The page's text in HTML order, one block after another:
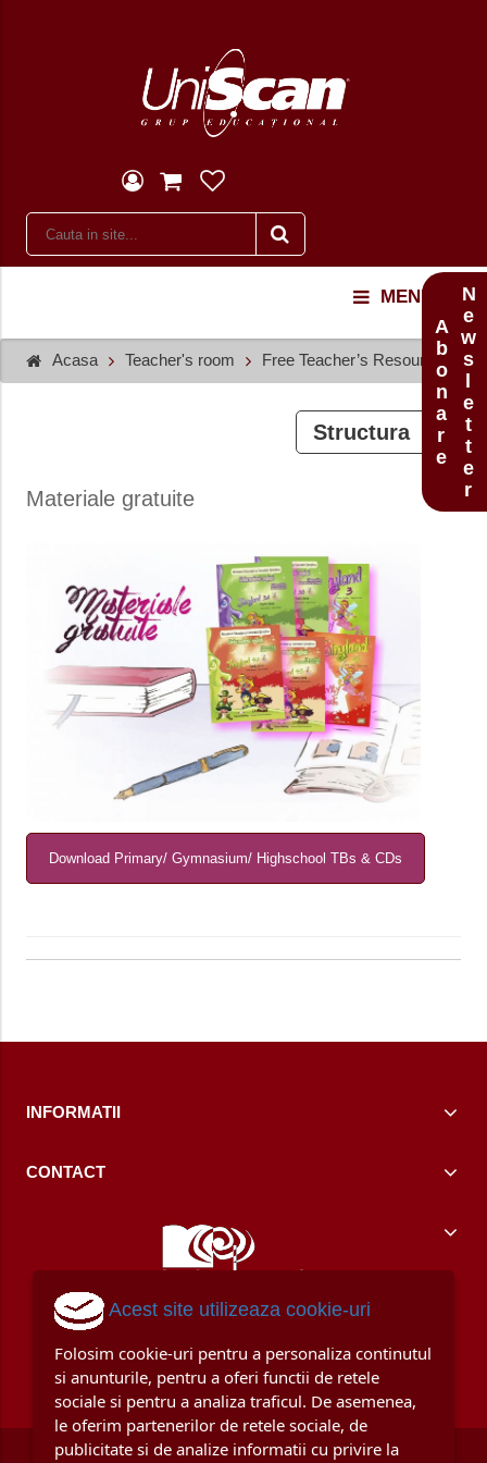
MENU
Acasa Teacher's room Free Teacher’s Resources
Structura
Materiale gratuite
Download Primary/ Gymnasium/ Highschool TBs & CDs
INFORMATII
CONTACT
Newsletter
Abonare
Acest site utilizeaza cookie-uri
Folosim cookie-uri pentru a personaliza continutul
si anunturile, pentru a oferi functii de retele
sociale si pentru a analiza traficul. De asemenea,
le oferim partenerilor de retele sociale, de
publicitate si de analize informatii cu privire la